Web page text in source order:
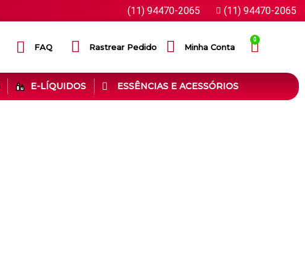
(11) 94470-2065 (11) 94470-2065
FAQ Rastrear Pedido Minha Conta
0
E-LÍQUIDOS ESSÊNCIAS E ACESSÓRIOS